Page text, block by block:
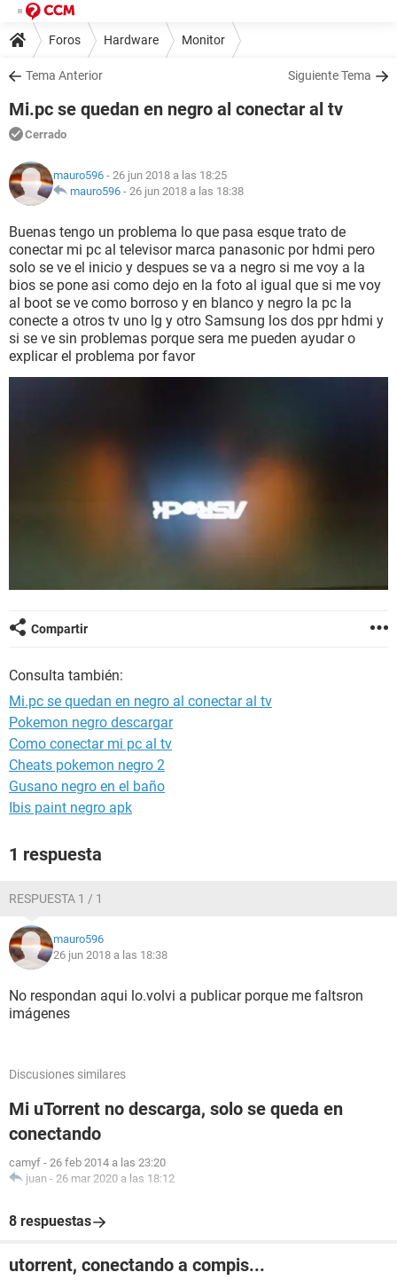
Foros Hardware Monitor
Tema Anterior Siguiente Tema
Mi.pc se quedan en negro al conectar al tv
Cerrado
mauro596 - 26 jun 2018 a las 18:25
mauro596 - 26 jun 2018 a las 18:38
Buenas tengo un problema lo que pasa esque trato de
conectar mi pc al televisor marca panasonic por hdmi pero
solo se ve el inicio y despues se va a negro si me voy a la
bios se pone asi como dejo en la foto al igual que si me voy
al boot se ve como borroso y en blanco y negro la pc la
conecte a otros tv uno lg y otro Samsung los dos ppr hdmi y
si se ve sin problemas porque sera me pueden ayudar o
explicar el problema por favor
Compartir
Consulta también:
Mi.pc se quedan en negro al conectar al tv
Pokemon negro descargar
Como conectar mi pc al tv
Cheats pokemon negro 2
Gusano negro en el baño
Ibis paint negro apk
1 respuesta
RESPUESTA 1 / 1
mauro596
26 jun 2018 a las 18:38
No respondan aqui lo.volvi a publicar porque me faltsron
imágenes
Discusiones similares
Mi uTorrent no descarga, solo se queda en
conectando
camyf - 26 feb 2014 a las 23:20
juan - 26 mar 2020 a las 18:12
8 respuestas
utorrent, conectando a compis...